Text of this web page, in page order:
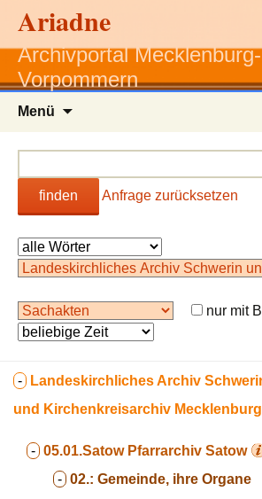
Ariadne
Archivportal Mecklenburg-
Vorpommern
Menü
finden Anfrage zurücksetzen
nur mit
- Landeskirchliches Archiv
und Kirchenkreisarchiv Mecklenburg
- 05.01.Satow Pfarrarchiv Satow
- 02.: Gemeinde, ihre Organe